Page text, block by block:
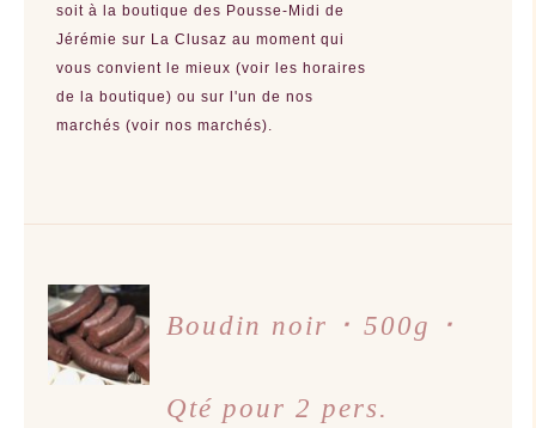
soit à la boutique des Pousse-Midi de
Jérémie sur La Clusaz au moment qui
vous convient le mieux (voir les horaires
de la boutique) ou sur l'un de nos
marchés (voir nos marchés).
AJOUTER
AU
PANIER
/
DÉTAILS
Boudin noir ･ 500g ･
Qté pour 2 pers.